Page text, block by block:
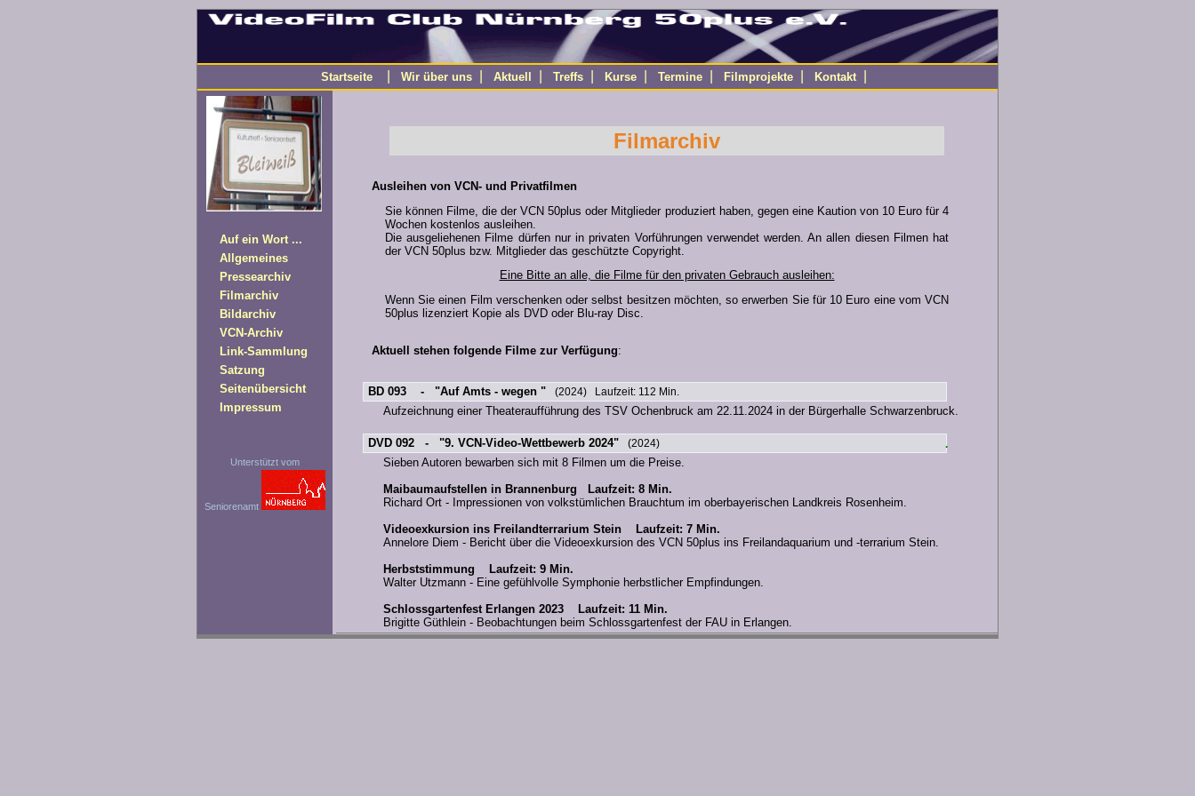
Startseite Wir über uns Aktuell Treffs Kurse Termine Filmprojekte Kontakt
Auf ein Wort ...
Allgemeines
Pressearchiv
Filmarchiv
Bildarchiv
VCN-Archiv
Link-Sammlung
Satzung
Seitenübersicht
Impressum
Unterstützt vom
Seniorenamt
Filmarchiv
Ausleihen von VCN- und Privatfilmen
Sie können Filme, die der VCN 50plus oder Mitglieder produziert haben, gegen eine Kaution von 10 Euro für 4
Wochen kostenlos ausleihen.
Die ausgeliehenen Filme dürfen nur in privaten Vorführungen verwendet werden. An allen diesen Filmen hat
der VCN 50plus bzw. Mitglieder das geschützte Copyright.
Eine Bitte an alle, die Filme für den privaten Gebrauch ausleihen:
Wenn Sie einen Film verschenken oder selbst besitzen möchten, so erwerben Sie für 10 Euro eine vom VCN
50plus lizenziert Kopie als DVD oder Blu-ray Disc.
Aktuell stehen folgende Filme zur Verfügung:
BD 093 - "Auf Amts - wegen " (2024) Laufzeit: 112 Min.
Aufzeichnung einer Theateraufführung des TSV Ochenbruck am 22.11.2024 in der Bürgerhalle Schwarzenbruck.
DVD 092 - "9. VCN-Video-Wettbewerb 2024" (2024) .
Sieben Autoren bewarben sich mit 8 Filmen um die Preise.
Maibaumaufstellen in Brannenburg Laufzeit: 8 Min.
Richard Ort - Impressionen von volkstümlichen Brauchtum im oberbayerischen Landkreis Rosenheim.
Videoexkursion ins Freilandterrarium Stein Laufzeit: 7 Min.
Annelore Diem - Bericht über die Videoexkursion des VCN 50plus ins Freilandaquarium und -terrarium Stein.
Herbststimmung Laufzeit: 9 Min.
Walter Utzmann - Eine gefühlvolle Symphonie herbstlicher Empfindungen.
Schlossgartenfest Erlangen 2023 Laufzeit: 11 Min.
Brigitte Güthlein - Beobachtungen beim Schlossgartenfest der FAU in Erlangen.